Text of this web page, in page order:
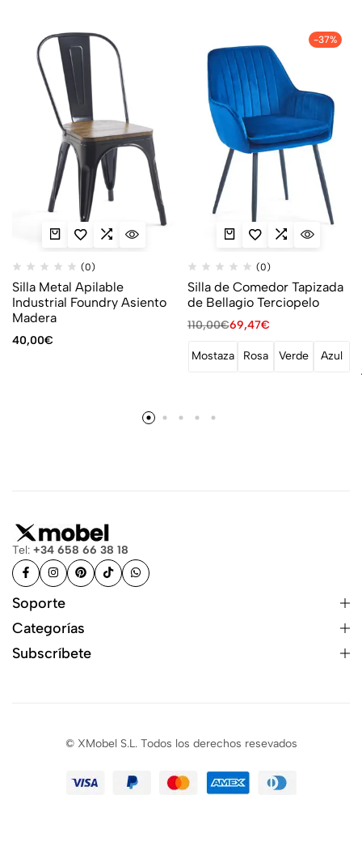
(0)
Silla Metal Apilable
Industrial Foundry Asiento
Madera
40,00€
-37%
(0)
Silla de Comedor Tapizada
de Bellagio Terciopelo
110,00€69,47€
Mostaza Rosa Verde
Azul
Tel: +34 658 66 38 18
Soporte
Categorías
Subscríbete
© XMobel S.L. Todos los derechos resevados